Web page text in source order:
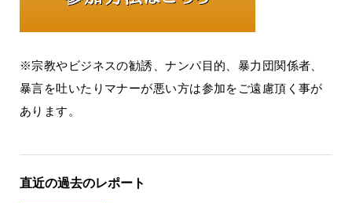
※宗教やビジネスの勧誘、ナンパ目的、暴力団関係者、
暴言を吐いたりマナーが悪い方は参加をご遠慮頂く事が
あります。
直近の過去のレポート